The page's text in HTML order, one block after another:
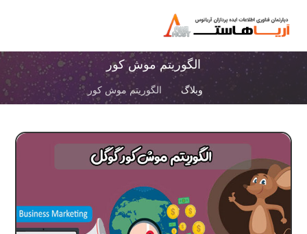
الگوریتم موش کور
وبلاگ الگوریتم موش کور